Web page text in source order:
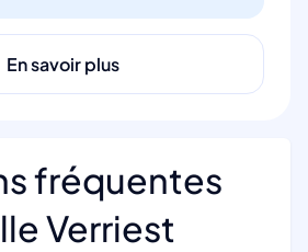
En savoir plus
fréquentes
Verriest